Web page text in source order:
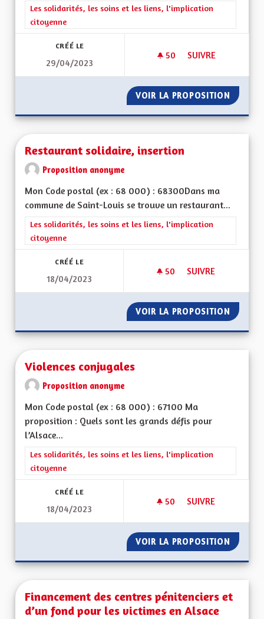
Filtrer les résultats de la catégorie : Les solidarités, les soins
Les solidarités, les soins et les liens, l'implication
citoyenne
CRÉÉ LE
29/04/2023
50 50 ABONNÉS
SUIVRE
VOIR LA PROPOSITION DEUX
Restaurant solidaire, insertion
Proposition anonyme
Mon Code postal (ex : 68 000) : 68300Dans ma
commune de Saint-Louis se trouve un restaurant...
Filtrer les résultats de la catégorie : Les solidarités, les soins
Les solidarités, les soins et les liens, l'implication
citoyenne
CRÉÉ LE
18/04/2023
50 50 ABONNÉS
SUIVRE
VOIR LA PROPOSITION
Violences conjugales
Proposition anonyme
Mon Code postal (ex : 68 000) : 67100 Ma
proposition : Quels sont les grands défis pour
l’Alsace...
Filtrer les résultats de la catégorie : Les solidarités, les soins
Les solidarités, les soins et les liens, l'implication
citoyenne
CRÉÉ LE
18/04/2023
50 50 ABONNÉS
SUIVRE
VOIR LA PROPOSITION
Financement des centres pénitenciers et
d’un fond pour les victimes en Alsace